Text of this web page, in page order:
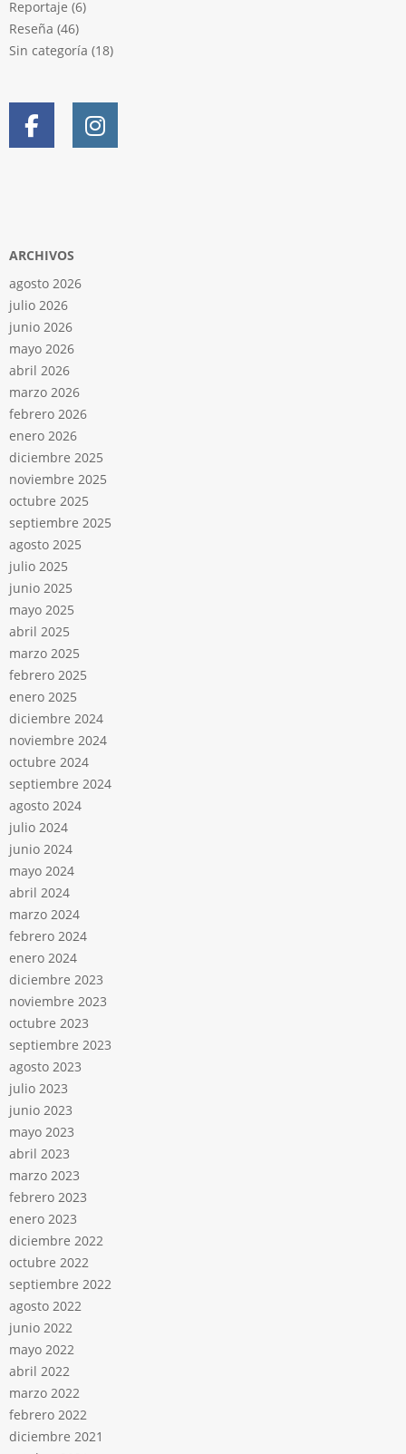
Reportaje (6)
Reseña (46)
Sin categoría (18)
ARCHIVOS
agosto 2026
julio 2026
junio 2026
mayo 2026
abril 2026
marzo 2026
febrero 2026
enero 2026
diciembre 2025
noviembre 2025
octubre 2025
septiembre 2025
agosto 2025
julio 2025
junio 2025
mayo 2025
abril 2025
marzo 2025
febrero 2025
enero 2025
diciembre 2024
noviembre 2024
octubre 2024
septiembre 2024
agosto 2024
julio 2024
junio 2024
mayo 2024
abril 2024
marzo 2024
febrero 2024
enero 2024
diciembre 2023
noviembre 2023
octubre 2023
septiembre 2023
agosto 2023
julio 2023
junio 2023
mayo 2023
abril 2023
marzo 2023
febrero 2023
enero 2023
diciembre 2022
octubre 2022
septiembre 2022
agosto 2022
junio 2022
mayo 2022
abril 2022
marzo 2022
febrero 2022
diciembre 2021